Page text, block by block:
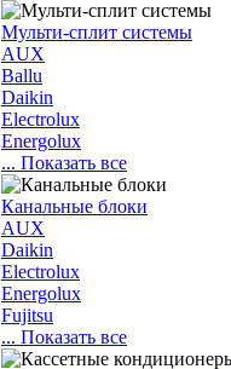
Мульти-сплит системы
AUX
Ballu
Daikin
Electrolux
Energolux
... Показать все
Канальные блоки
AUX
Dаikin
Electrolux
Energolux
Fujitsu
... Показать все